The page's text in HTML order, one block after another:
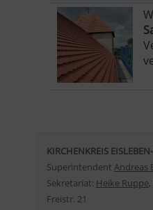
KIRCHENKREIS
Superintendent Andreas
Sekretariat: Heike Ruppe,
Freistr. 21